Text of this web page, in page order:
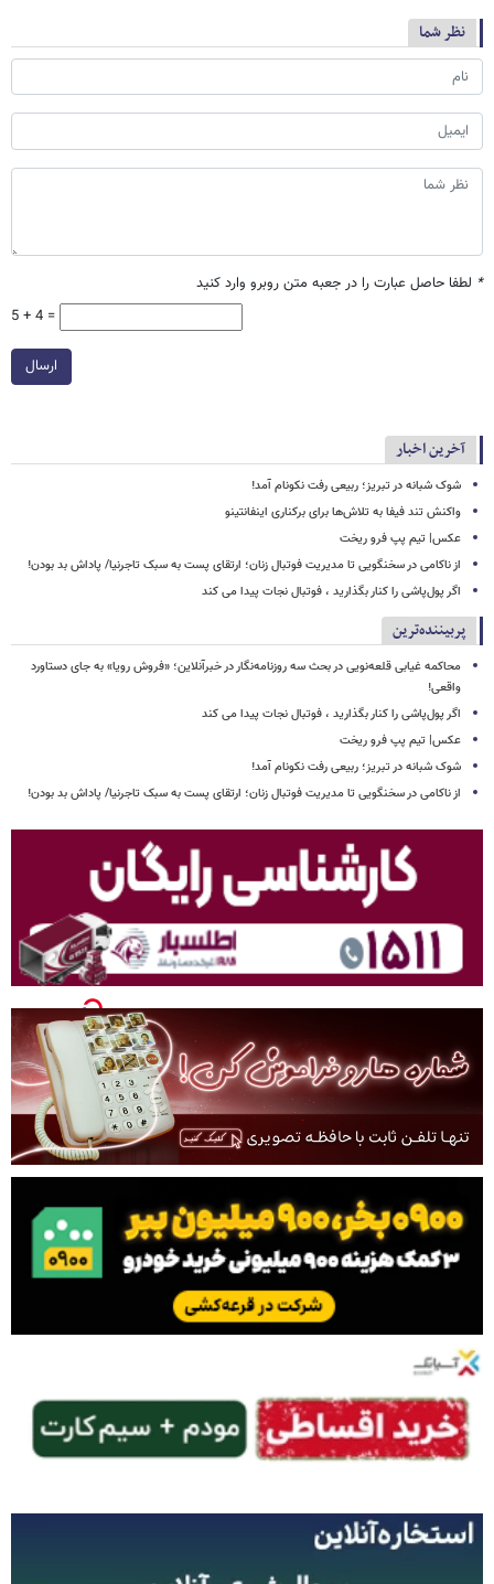
نظر شما
* لطفا حاصل عبارت را در جعبه متن روبرو وارد کنید
5 + 4 =
ارسال
آخرین اخبار
شوک شبانه در تبریز؛ ربیعی رفت نکونام آمد!
واکنش تند فیفا به تلاش‌ها برای برکناری اینفانتینو
عکس| تیم پپ فرو ریخت
از ناکامی در سخنگویی تا مدیریت فوتبال زنان؛ ارتقای پست به سبک تاجرنیا/ پاداش بد بودن!
اگر پول‌پاشی را کنار بگذارید ، فوتبال نجات پیدا می کند
پربیننده‌ترین
محاکمه غیابی قلعه‌نویی در بحث سه روزنامه‌نگار در خبرآنلاین؛ «فروش رویا» به جای دستاورد
واقعی!
اگر پول‌پاشی را کنار بگذارید ، فوتبال نجات پیدا می کند
عکس| تیم پپ فرو ریخت
شوک شبانه در تبریز؛ ربیعی رفت نکونام آمد!
از ناکامی در سخنگویی تا مدیریت فوتبال زنان؛ ارتقای پست به سبک تاجرنیا/ پاداش بد بودن!